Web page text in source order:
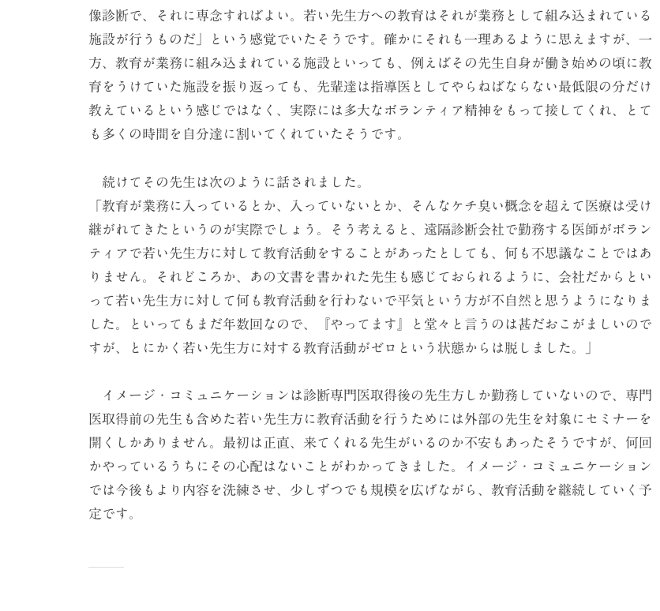
像診断で、それに専念すればよい。若い先生方への教育はそれが業務として組み込まれている
施設が行うものだ」という感覚でいたそうです。確かにそれも一理あるように思えますが、一
方、教育が業務に組み込まれている施設といっても、例えばその先生自身が働き始めの頃に教
育をうけていた施設を振り返っても、先輩達は指導医としてやらねばならない最低限の分だけ
教えているという感じではなく、実際には多大なボランティア精神をもって接してくれ、とて
も多くの時間を自分達に割いてくれていたそうです。
続けてその先生は次のように話されました。
「教育が業務に入っているとか、入っていないとか、そんなケチ臭い概念を超えて医療は受け
継がれてきたというのが実際でしょう。そう考えると、遠隔診断会社で勤務する医師がボラン
ティアで若い先生方に対して教育活動をすることがあったとしても、何も不思議なことではあ
りません。それどころか、あの文書を書かれた先生も感じておられるように、会社だからとい
って若い先生方に対して何も教育活動を行わないで平気という方が不自然と思うようになりま
した。といってもまだ年数回なので、『やってます』と堂々と言うのは甚だおこがましいので
すが、とにかく若い先生方に対する教育活動がゼロという状態からは脱しました。」
イメージ・コミュニケーションは診断専門医取得後の先生方しか勤務していないので、専門
医取得前の先生も含めた若い先生方に教育活動を行うためには外部の先生を対象にセミナーを
開くしかありません。最初は正直、来てくれる先生がいるのか不安もあったそうですが、何回
かやっているうちにその心配はないことがわかってきました。イメージ・コミュニケーション
では今後もより内容を洗練させ、少しずつでも規模を広げながら、教育活動を継続していく予
定です。